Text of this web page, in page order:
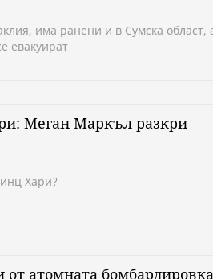
има ранени и в Сумска област,
евакуират
Меган Маркъл разкри
Хари?
атомната бомбардировка